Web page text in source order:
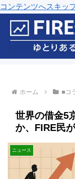
コンテンツへスキッ
ホーム ■コ
世界の借金5
か、FIRE民
ニュース